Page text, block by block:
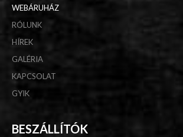
WEBÁRUHÁZ
RÓLUNK
HÍREK
GALÉRIA
KAPCSOLAT
GYIK
BESZÁLLÍTÓK